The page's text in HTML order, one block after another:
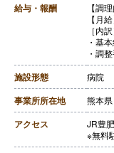
給与・報酬
【調
【月
［内訳
・基
・調
・職
・精
・ベ
［そ
・扶
円/人
・早
【賞
施設形態 病院
事業所所在地 熊本
アクセス
JR豊
※無料